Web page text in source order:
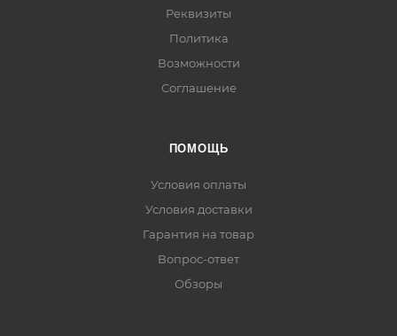
Реквизиты
Политика
Возможности
Соглашение
ПОМОЩЬ
Условия оплаты
Условия доставки
Гарантия на товар
Вопрос-ответ
Обзоры